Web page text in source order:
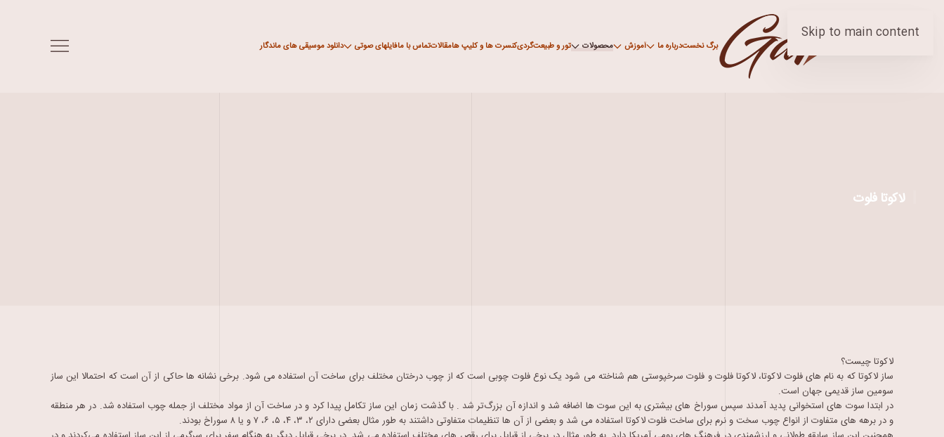
Skip to main content
برگ نخستدرباره ما آموزش محصولات تور و طبیعت‌گردیکنسرت ها و کلیپ هامقالاتتماس با مافایلهای صوتی دانلود موسیقی های ماندگار
لاکوتا فلوت
لاکوتا چیست؟
ساز لاکوتا که به نام های فلوت لاکوتا، لاکوتا فلوت و فلوت سرخپوستی هم شناخته می شود یک نوع فلوت چوبی است که از چوب درختان مختلف برای ساخت آن استفاده می شود. برخی نشانه ها حاکی از آن است که احتمالا این ساز
سومین ساز قدیمی جهان است.
در ابتدا سوت های استخوانی پدید آمدند سپس سوراخ های بیشتری به این سوت ها اضافه شد و اندازه آن بزرگ‌تر شد . با گذشت زمان این ساز تکامل پیدا کرد و در ساخت آن از مواد مختلف از جمله چوب استفاده شد. در هر منطقه
و در برهه های متفاوت از انواع چوب سخت و نرم برای ساخت فلوت لاکوتا استفاده می شد و بعضی از آن ها تنظیمات متفاوتی داشتند به طور مثال بعضی دارای ۲، ۳، ۴، ۵، ۶، ۷ و یا ۸ سوراخ بودند.